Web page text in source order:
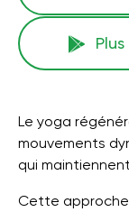
Le yoga
mouvements
qui
Cette approche